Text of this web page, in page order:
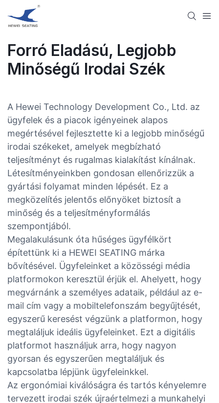
Forró Eladású, Legjobb
Minőségű Irodai Szék
A Hewei Technology Development Co., Ltd. az
ügyfelek és a piacok igényeinek alapos
megértésével fejlesztette ki a legjobb minőségű
irodai székeket, amelyek megbízható
teljesítményt és rugalmas kialakítást kínálnak.
Létesítményeinkben gondosan ellenőrizzük a
gyártási folyamat minden lépését. Ez a
megközelítés jelentős előnyöket biztosít a
minőség és a teljesítményformálás
szempontjából.
Megalakulásunk óta hűséges ügyfélkört
építettünk ki a HEWEI SEATING márka
bővítésével. Ügyfeleinket a közösségi média
platformokon keresztül érjük el. Ahelyett, hogy
megvárnánk a személyes adataik, például az e-
mail cím vagy a mobiltelefonszám begyűjtését,
egyszerű keresést végzünk a platformon, hogy
megtaláljuk ideális ügyfeleinket. Ezt a digitális
platformot használjuk arra, hogy nagyon
gyorsan és egyszerűen megtaláljuk és
kapcsolatba lépjünk ügyfeleinkkel.
Az ergonómiai kiválóságra és tartós kényelemre
tervezett irodai szék újraértelmezi a munkahelyi